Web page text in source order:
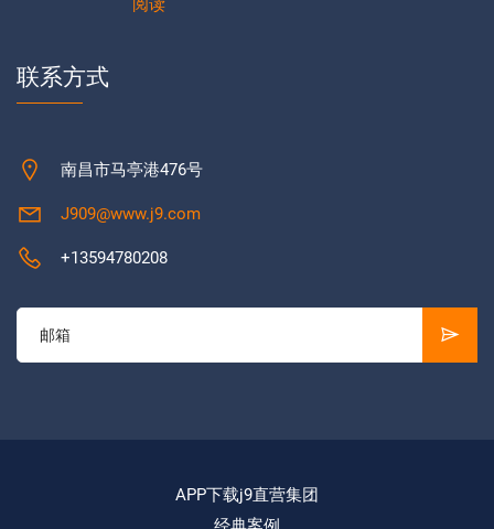
阅读
联系方式
南昌市马亭港476号
J909@www.j9.com
+13594780208
APP下载j9直营集团